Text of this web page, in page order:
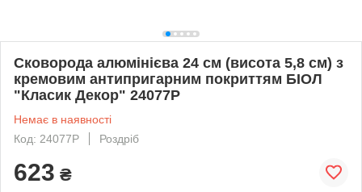
Сковорода алюмінієва 24 см (висота 5,8 см) з
кремовим антипригарним покриттям БІОЛ
"Класик Декор" 24077P
Немає в наявності
Код: 24077P
Роздріб
623 ₴